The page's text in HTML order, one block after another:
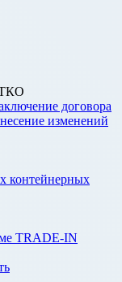
ТКО
договора
изменений
контейнерных
TRADE-IN